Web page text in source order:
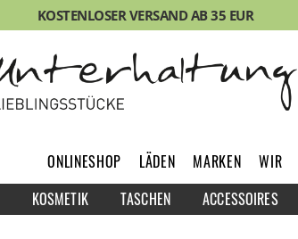
KOSTENLOSER VERSAND AB 35 EUR
KOSMETIK TASCHEN ACCESSOIRES
ONLINESHOP LÄDEN MARKEN WIR